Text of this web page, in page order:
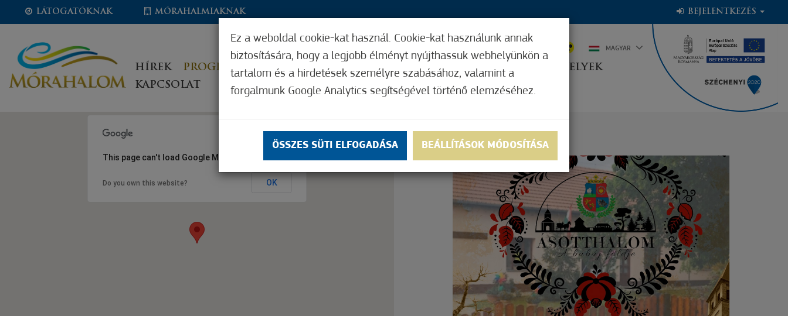
LÁTOGATÓKNAK MÓRAHALMIAKNAK BEJELENTKEZÉS
HÍREK PROGRAMOK ÍGY MŰKÖDIK HASZNOS FUNKCIÓK
ELFOGADÓHELYEK
KAPCSOLAT
MAGYAR
This page can't load Google Maps correctly.
Do you own this website? OK
Nem értékelt
Ez a weboldal cookie-kat használ. Cookie-kat használunk annak
biztosítására, hogy a legjobb élményt nyújthassuk webhelyünkön a
tartalom és a hirdetések személyre szabásához, valamint a
forgalmunk Google Analytics segítségével történő elemzéséhez.
ÖSSZES SÜTI ELFOGADÁSA BEÁLLÍTÁSOK MÓDOSÍTÁSA